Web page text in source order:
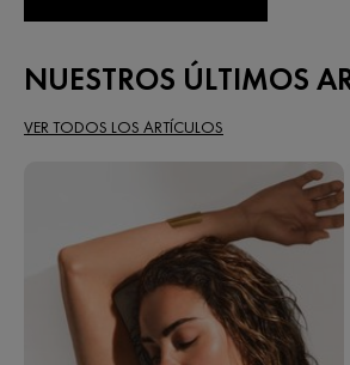
NUESTROS ÚLTIMOS
VER TODOS LOS ARTÍCULOS